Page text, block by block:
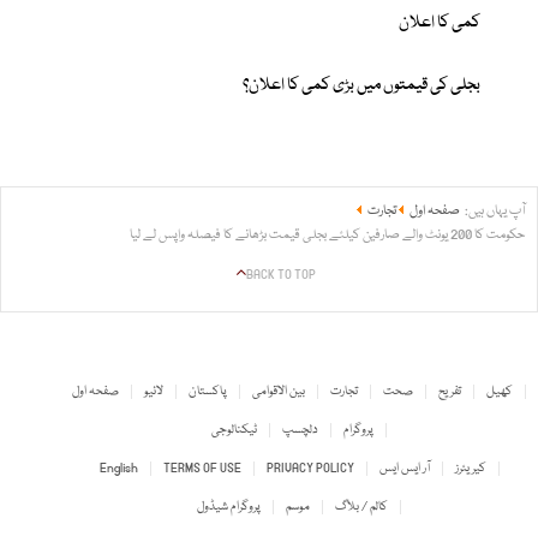
کمی کا اعلان
بجلی کی قیمتوں میں بڑی کمی کا اعلان؟
آپ یہاں ہیں: صفحہ اول
تجارت
حکومت کا 200 یونٹ والے صارفین کیلئے بجلی قیمت بڑھانے کا فیصلہ واپس لے لیا
BACK TO TOP
صفحہ اول لائیو پاکستان بین الاقوامی تجارت صحت تفریح
کھیل
ٹیکنالوجی
دلچسپ
پروگرام
English
TERMS OF USE PRIVACY POLICY آر ایس ایس
کیریئرز
پروگرام شیڈول
موسم کالم / بلاگ